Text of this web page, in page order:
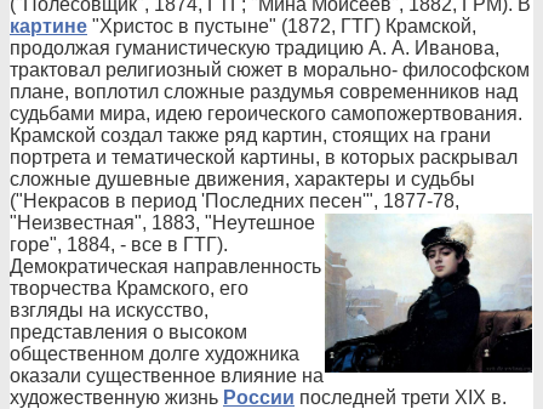
("Полесовщик", 1874, ГТГ; "Мина Моисеев", 1882, ГРМ). В
картине "Христос в пустыне" (1872, ГТГ) Крамской,
продолжая гуманистическую традицию А. А. Иванова,
трактовал религиозный сюжет в морально- философском
плане, воплотил сложные раздумья современников над
судьбами мира, идею героического самопожертвования.
Крамской создал также ряд картин, стоящих на грани
портрета и тематической картины, в которых раскрывал
сложные душевные движения, характеры и судьбы
("Некрасов в период 'Последних песен'", 1877-78,
"Неизвестная", 1883, "Неутешное
горе", 1884, - все в ГТГ).
Демократическая направленность
творчества Крамского, его
взгляды на искусство,
представления о высоком
общественном долге художника
оказали существенное влияние на
художественную жизнь России последней трети XIX в.